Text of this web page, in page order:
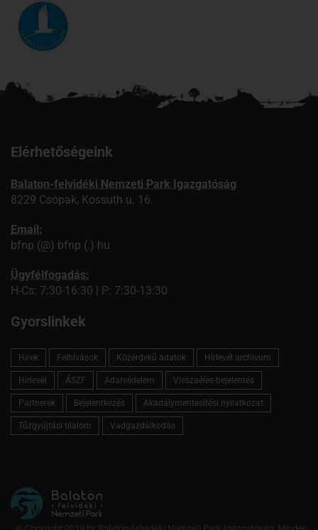
Elérhetőségeink
Balaton-felvidéki Nemzeti Park Igazgatóság
8229 Csopak, Kossuth u. 16.
Email:
bfnp (@) bfnp (.) hu
Ügyfélfogadás:
H-Cs: 7:30-16:30 | P: 7:30-13:30
Gyorslinkek
Hírek Felhívások Közérdekű adatok Hírlevél archívum
Hírlevél ÁSZF Adatvédelem Visszaélés-bejelentés
Partnerek Bejelentkezés Akadálymentesítési nyilatkozat
Tűzgyújtási tilalom Vadgazdálkodás